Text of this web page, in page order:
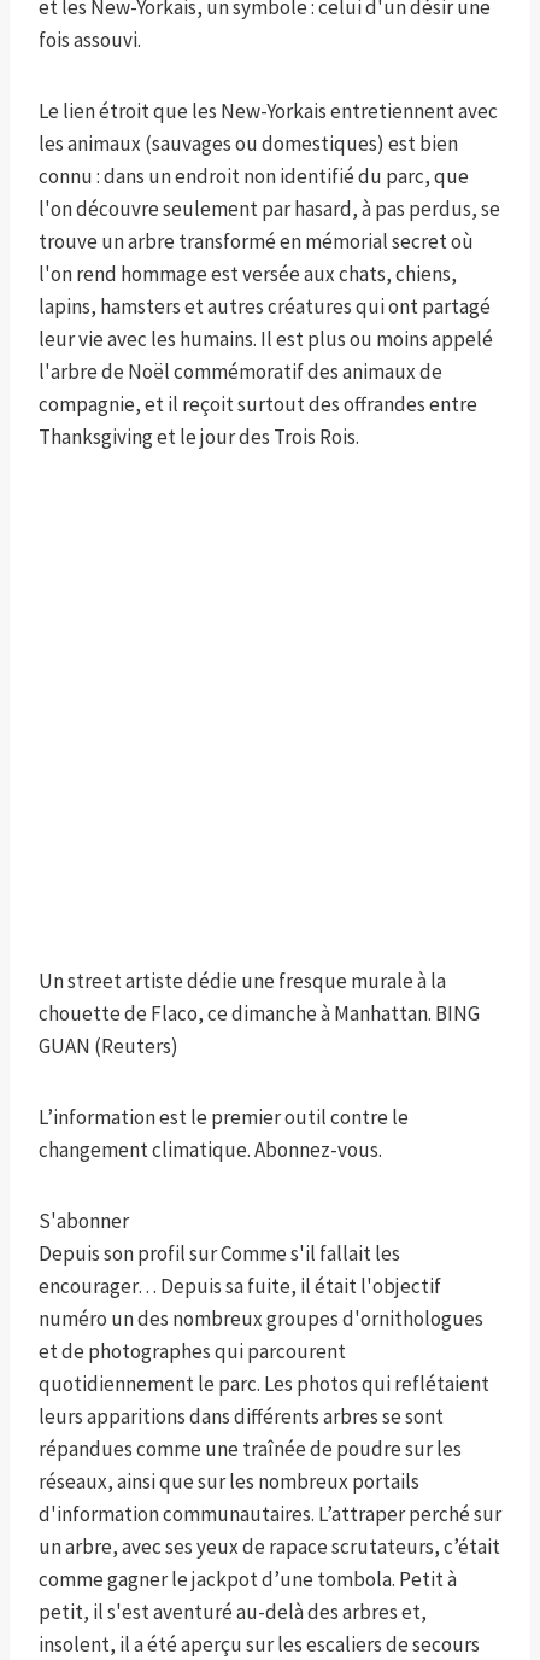
et les New-Yorkais, un symbole : celui d'un désir une
fois assouvi.
Le lien étroit que les New-Yorkais entretiennent avec
les animaux (sauvages ou domestiques) est bien
connu : dans un endroit non identifié du parc, que
l'on découvre seulement par hasard, à pas perdus, se
trouve un arbre transformé en mémorial secret où
l'on rend hommage est versée aux chats, chiens,
lapins, hamsters et autres créatures qui ont partagé
leur vie avec les humains. Il est plus ou moins appelé
l'arbre de Noël commémoratif des animaux de
compagnie, et il reçoit surtout des offrandes entre
Thanksgiving et le jour des Trois Rois.
Un street artiste dédie une fresque murale à la
chouette de Flaco, ce dimanche à Manhattan. BING
GUAN (Reuters)
L’information est le premier outil contre le
changement climatique. Abonnez-vous.
S'abonner
Depuis son profil sur Comme s'il fallait les
encourager… Depuis sa fuite, il était l'objectif
numéro un des nombreux groupes d'ornithologues
et de photographes qui parcourent
quotidiennement le parc. Les photos qui reflétaient
leurs apparitions dans différents arbres se sont
répandues comme une traînée de poudre sur les
réseaux, ainsi que sur les nombreux portails
d'information communautaires. L’attraper perché sur
un arbre, avec ses yeux de rapace scrutateurs, c’était
comme gagner le jackpot d’une tombola. Petit à
petit, il s'est aventuré au-delà des arbres et,
insolent, il a été aperçu sur les escaliers de secours